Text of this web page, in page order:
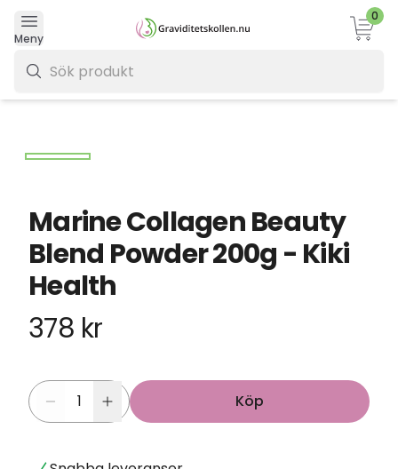
Meny
0
Marine Collagen Beauty
Blend Powder 200g - Kiki
Health
378 kr
Köp